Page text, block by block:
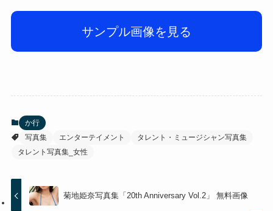
サンプル画像を見る
か行
写真集
エンターテイメント
タレント・ミュージシャン写真集
タレント写真集_女性
菊地姫奈写真集「20th Anniversary Vol.2」 無料画像